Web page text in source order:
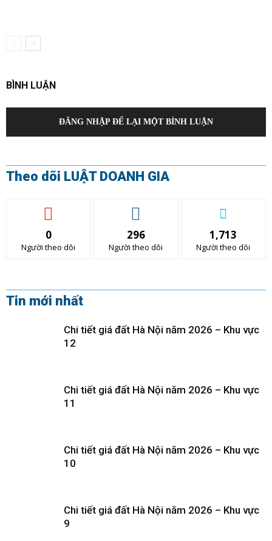
BÌNH LUẬN
ĐĂNG NHẬP ĐỂ LẠI MỘT BÌNH LUẬN
Theo dõi LUẬT DOANH GIA
0
Người theo dõi
296
Người theo dõi
1,713
Người theo dõi
Tin mới nhất
Chi tiết giá đất Hà Nội năm 2026 – Khu vực
12
Chi tiết giá đất Hà Nội năm 2026 – Khu vực
11
Chi tiết giá đất Hà Nội năm 2026 – Khu vực
10
Chi tiết giá đất Hà Nội năm 2026 – Khu vực
9